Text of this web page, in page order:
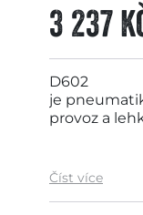
3 237
D602
je
provoz a
Motopneu
pneumatik
Rozměry
Číst více